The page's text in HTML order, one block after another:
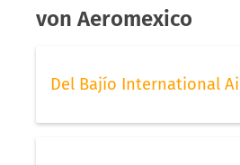
von Aeromexico
Del Bajío International